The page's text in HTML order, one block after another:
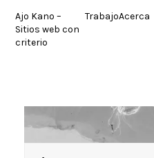
content
Ajo Kano –
Sitios web con
criterio
TrabajoAcerca